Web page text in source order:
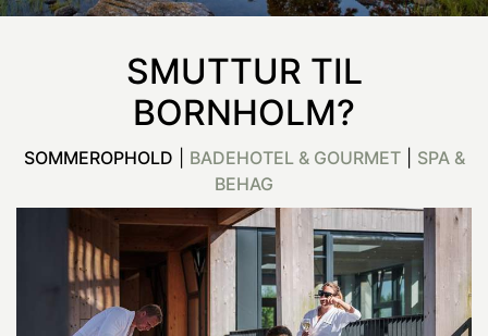
SMUTTUR TIL
BORNHOLM?
SOMMEROPHOLD BADEHOTEL & GOURMET| SPA &
BEHAG